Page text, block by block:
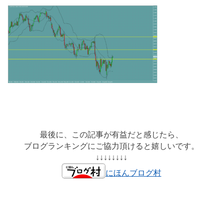
最後に、この記事が有益だと感じたら、
ブログランキングにご協力頂けると嬉しいです。
↓↓↓↓↓↓↓↓
にほんブログ村